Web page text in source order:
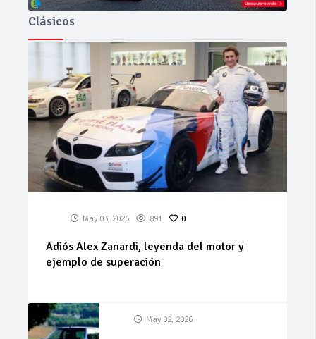
Clásicos
May 03, 2026 891 0
Adiós Alex Zanardi, leyenda del motor y
ejemplo de superación
May 02, 2026